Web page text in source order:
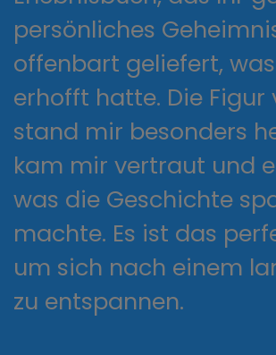
persönliches
offenbart geliefert,
erhofft hatte. Die Figur
stand mir besonders
kam mir vertraut und
was die Geschichte
machte. Es ist das
um sich nach einem
zu entspannen.